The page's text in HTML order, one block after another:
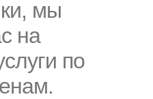
мы
на
по